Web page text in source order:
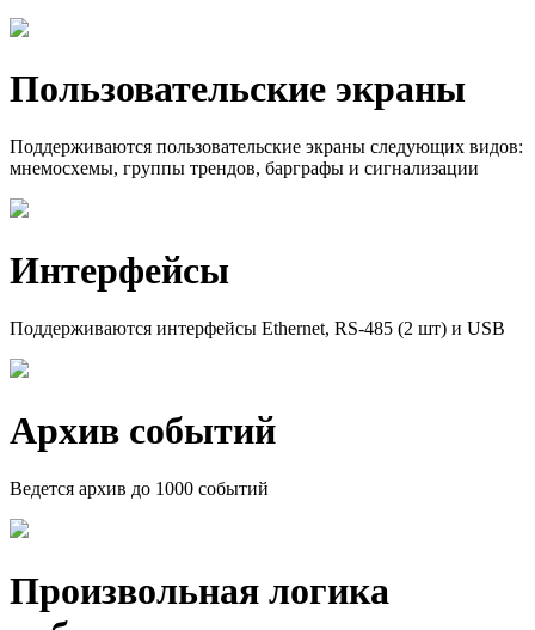
Пользователь­­ские экраны
Поддерживаются пользовательские экраны следующих видов:
мнемосхемы, группы трендов, барграфы и сигнализации
Интерфейсы
Поддерживаются интерфейсы Ethernet, RS-485 (2 шт) и USB
Архив событий
Ведется архив до 1000 событий
Произволь­ная логика